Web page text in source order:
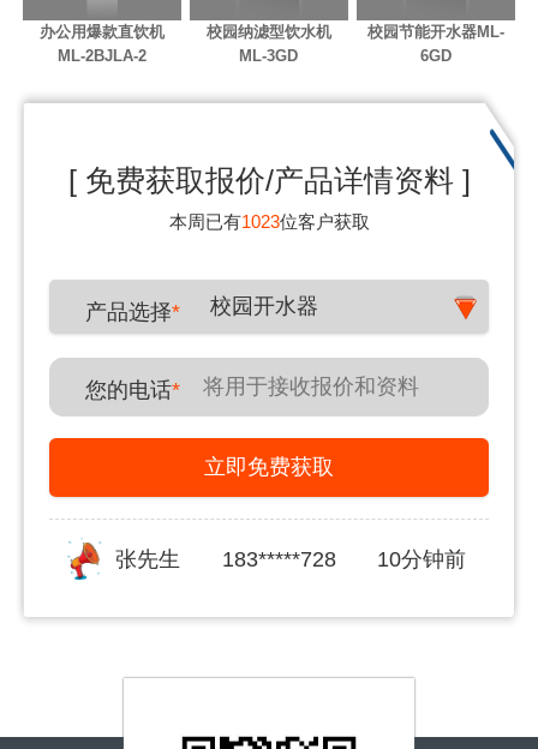
办公用爆款直饮机
ML-2BJLA-2
校园纳滤型饮水机
ML-3GD
校园节能开水器ML-
6GD
[ 免费获取报价/产品详情资料 ]
本周已有1023位客户获取
产品选择* 校园开水器
您的电话*
立即免费获取
张先生 183*****728
10分钟前
郑先生
180*****431
20分钟前
李女士
150*****591
30分钟前